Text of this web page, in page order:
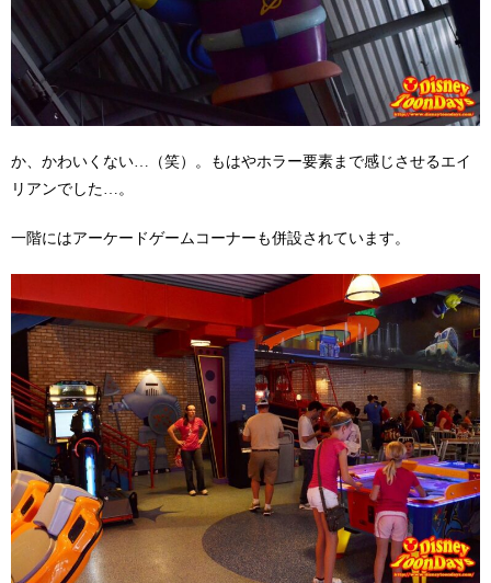
か、かわいくない…（笑）。もはやホラー要素まで感じさせるエイ
リアンでした…。
一階にはアーケードゲームコーナーも併設されています。